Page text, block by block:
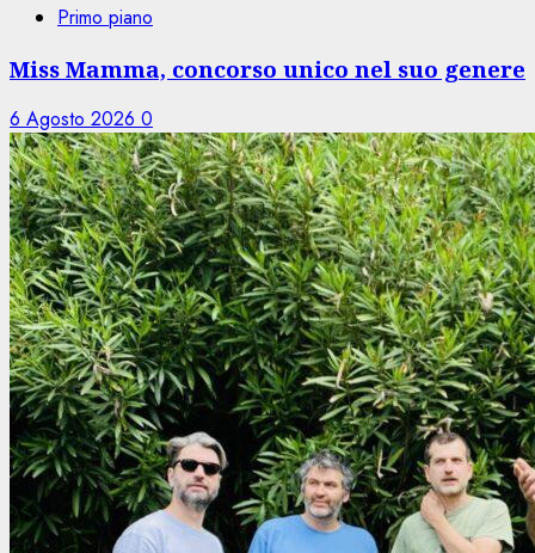
Primo piano
Miss Mamma, concorso unico nel suo genere
6 Agosto 2026 0